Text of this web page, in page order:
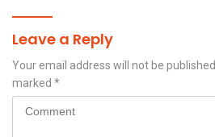
Leave a Reply
Your email address will not be published.
marked *